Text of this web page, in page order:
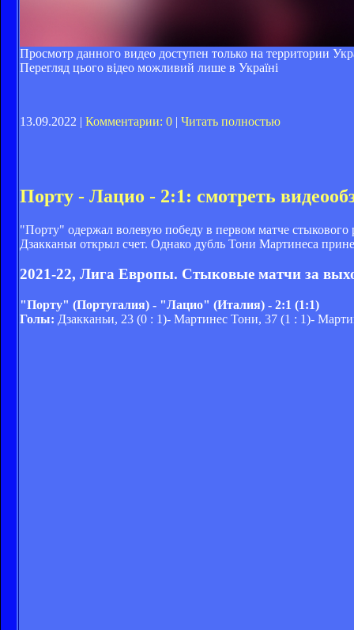
Просмотр данного видео доступен только на территории
Перегляд цього відео можливий лише в Україні
13.09.2022 | Комментарии: 0 | Читать полностью
Порту - Лацио - 2:1: смотреть
"Порту" одержал волевую победу в первом матче
Дзакканьи открыл счет. Однако дубль Тони Мартинеса
2021-22, Лига Европы. Cтыковые матчи за
"Порту" (Португалия) - "Лацио" (Италия) - 2:1 (1:1)
Голы: Дзакканьи, 23 (0 : 1)- Мартинес Тони, 37 (1 : 1)-